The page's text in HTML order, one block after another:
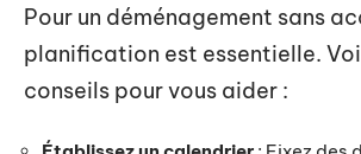
Pour un déménagement sans
planification est essentielle.
conseils pour vous aider :